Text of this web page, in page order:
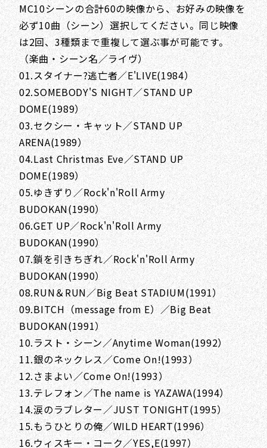
MC10シーンの合計60の映像から、お好みの映像を
必ず10曲（シーン）選択してください。同じ映像
は2回、3種類まで重複して選ぶ事が可能です。
（楽曲・シーン名／ライヴ）
01.スタイナー?逃亡者／E'LIVE(1984）
02.SOMEBODY'S NIGHT／STAND UP
DOME(1989）
03.セクシー・キャット／STAND UP
ARENA(1989）
04.Last Christmas Eve／STAND UP
DOME(1989）
05.ゆきずり／Rock'n'Roll Army
BUDOKAN(1990）
06.GET UP／Rock'n'Roll Army
BUDOKAN(1990）
07.鎖を引きちぎれ／Rock'n'Roll Army
BUDOKAN(1990）
08.RUN＆RUN／Big Beat STADIUM(1991）
09.BITCH（message from E）／Big Beat
BUDOKAN(1991）
10.ラスト・シーン／Anytime Woman(1992）
11.銀のネックレス／Come On!(1993）
12.さまよい／Come On!(1993）
13.テレフォン／The name is YAZAWA(1994）
14.涙のラブレター／JUST TONIGHT(1995）
15.もうひとりの俺／WILD HEART(1996）
16.ウィスキー・コーク／YES,E(1997）